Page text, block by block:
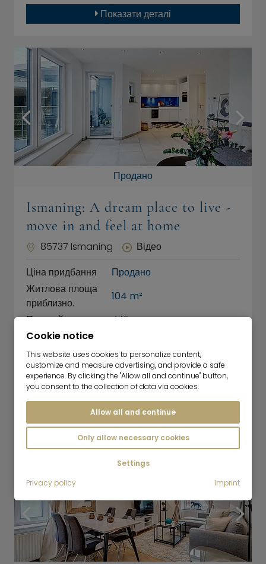
Показати деталі
Продано
Ismaning: A dream place to live -
move in and feel at home
85737 Ismaning
Відео
Ціна придбання
Продано
Житлова площа
приблизно.
104 m²
Плоский
4 Кімната
residential house, located in a play street,
which has been divided into two residential
units -…
Показати деталі
Cookie notice
This website uses cookies to personalize content,
customize and measure advertising, and provide a safe
experience. By clicking the "Allow all and continue" button,
you consent to the collection of data via cookies.
Allow all and continue
Only allow necessary cookies
Settings
Privacy policy
Imprint